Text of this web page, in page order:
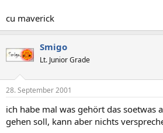
cu maverick
Smigo
Lt. Junior Grade
28. September 2001
ich habe mal was gehört das soetwas
gehen soll, kann aber nichts